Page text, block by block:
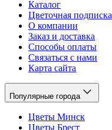
Каталог
Цветочная подписка
О компании
Заказ и доставка
Способы оплаты
Связаться с нами
Карта сайта
Популярные города
Цветы Минск
Цветы Брест